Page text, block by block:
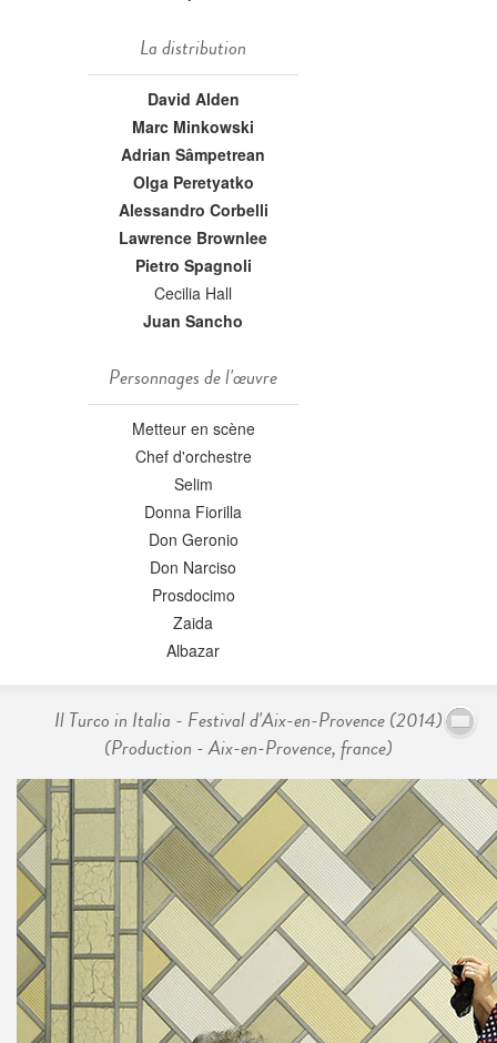
La distribution
David Alden
Marc Minkowski
Adrian Sâmpetrean
Olga Peretyatko
Alessandro Corbelli
Lawrence Brownlee
Pietro Spagnoli
Cecilia Hall
Juan Sancho
Personnages de l'œuvre
Metteur en scène
Chef d'orchestre
Selim
Donna Fiorilla
Don Geronio
Don Narciso
Prosdocimo
Zaida
Albazar
Il Turco in Italia - Festival d'Aix-en-Provence (2014)
(Production - Aix-en-Provence, france)